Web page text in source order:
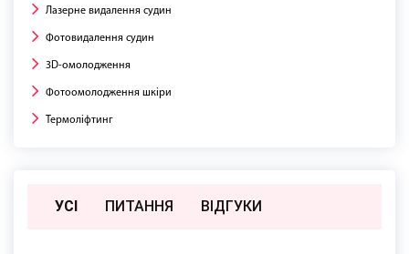
Лазерне видалення судин
Фотовидалення судин
3D-омолодження
Фотоомолодження шкіри
Термоліфтинг
УСІ ПИТАННЯ ВIДГУКИ